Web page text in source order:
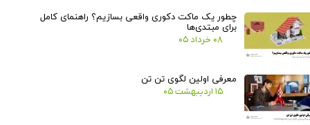
★★
چطور یک ماکت دکوری واقعی بسازیم؟ راهنمای کامل
برای مبتدی‌ها
۰۸ خرداد ۰۵
معرفی اولین لگوی تن تن
۱۵ اردیبهشت ۰۵